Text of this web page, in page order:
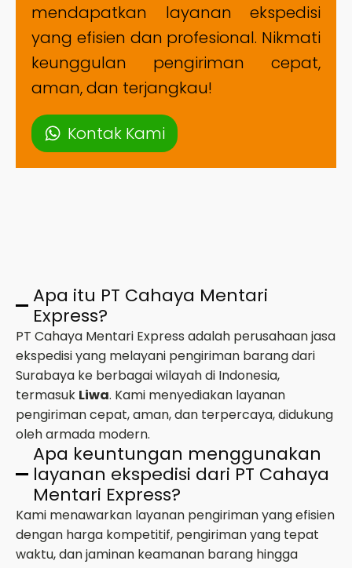
mendapatkan layanan ekspedisi
yang efisien dan profesional. Nikmati
keunggulan pengiriman cepat,
aman, dan terjangkau!
Kontak Kami
Apa itu PT Cahaya Mentari
Express?
PT Cahaya Mentari Express adalah perusahaan jasa
ekspedisi yang melayani pengiriman barang dari
Surabaya ke berbagai wilayah di Indonesia,
termasuk Liwa. Kami menyediakan layanan
pengiriman cepat, aman, dan terpercaya, didukung
oleh armada modern.
Apa keuntungan menggunakan
layanan ekspedisi dari PT Cahaya
Mentari Express?
Kami menawarkan layanan pengiriman yang efisien
dengan harga kompetitif, pengiriman yang tepat
waktu, dan jaminan keamanan barang hingga